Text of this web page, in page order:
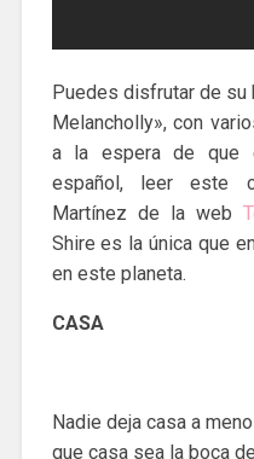
Puedes disfrutar de su
Melancholly», con
a la espera de que
español, leer este
Martínez de la web
Shire es la única que
en este planeta.
CASA
Nadie deja casa a
que casa sea la boca